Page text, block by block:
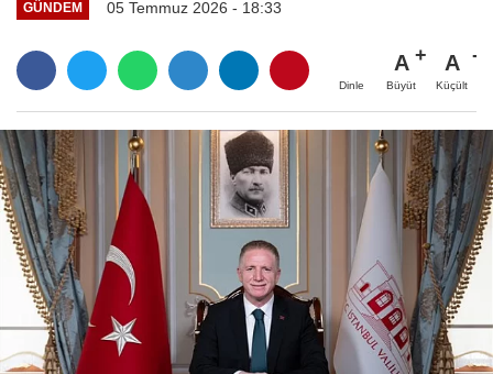
GÜNDEM 05 Temmuz 2026 - 18:33
Dinle
A
Büyüt
A
Küçült